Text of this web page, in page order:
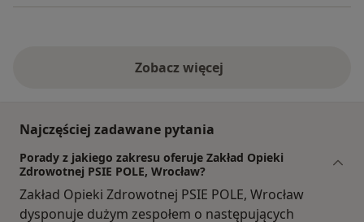
Zobacz więcej
Najczęściej zadawane pytania
Porady z jakiego zakresu oferuje Zakład Opieki
Zdrowotnej PSIE POLE, Wrocław?
Zakład Opieki Zdrowotnej PSIE POLE, Wrocław
dysponuje dużym zespołem o następujących